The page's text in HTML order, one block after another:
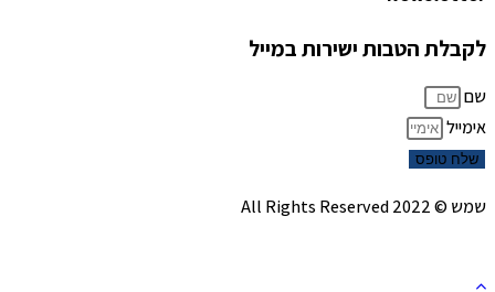
לקבלת הטבות ישירות במייל
שם
אימייל
שלח טופס
שמש © 2022 All Rights Reserved